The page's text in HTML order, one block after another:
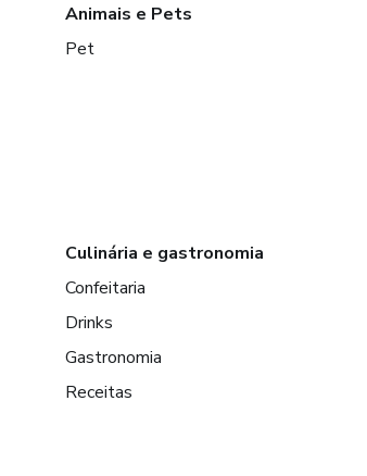
Animais e Pets
Pet
Culinária e gastronomia
Confeitaria
Drinks
Gastronomia
Receitas